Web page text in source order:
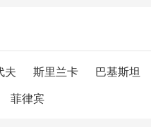
夫 斯里兰卡 巴基斯坦
菲律宾